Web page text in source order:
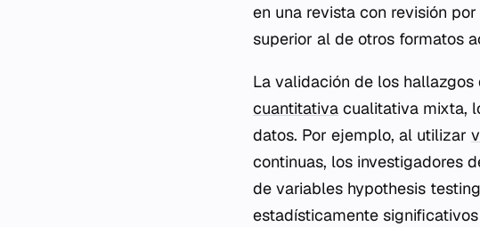
en una revista con revisión
superior al de otros formatos
La validación de los
cuantitativa cualitativa mixta,
datos. Por ejemplo, al utilizar
continuas, los investigadores
de variables hypothesis
estadísticamente